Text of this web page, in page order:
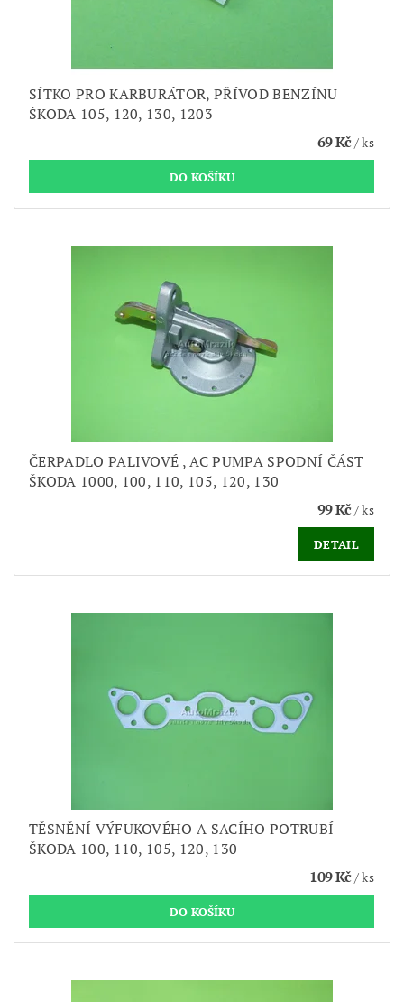
SÍTKO PRO KARBURÁTOR, PŘÍVOD BENZÍNU
ŠKODA 105, 120, 130, 1203
69 Kč/ ks
ČERPADLO PALIVOVÉ , AC PUMPA SPODNÍ ČÁST
ŠKODA 1000, 100, 110, 105, 120, 130
99 Kč/ ks
DETAIL
TĚSNĚNÍ VÝFUKOVÉHO A SACÍHO POTRUBÍ
ŠKODA 100, 110, 105, 120, 130
109 Kč/ ks